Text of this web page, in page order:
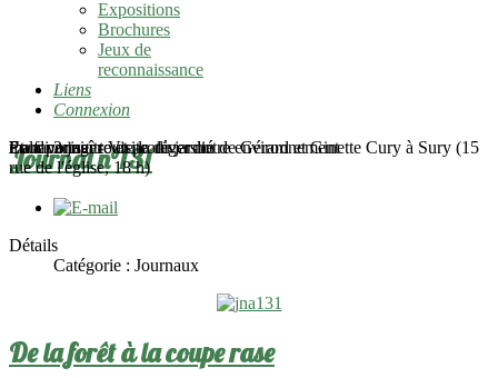
Expositions
Brochures
Jeux de
reconnaissance
Liens
Connexion
mardi 2 juin - Visite du jardin de Gérard et Ginette Cury à Sury (15
rue de l'église, 18 h)
Pour connaître et protéger notre environnement
En favoriser toute la diversité
Et la partager
Journal n°131
Détails
Catégorie : Journaux
De la forêt à la coupe rase